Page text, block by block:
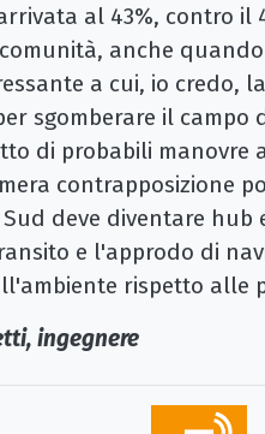
al 43%, contro il
anche
a cui, io credo,
sgomberare il campo
di probabili manovre
contrapposizione
deve diventare
e l'approdo di
rispetto alle
ingegnere